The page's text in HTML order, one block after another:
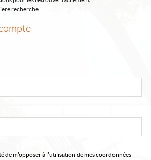
recherche
de m'opposer à l'utilisation de mes coordonnées